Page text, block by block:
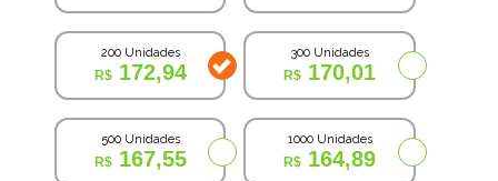
200 Unidades
172,94
300 Unidades
170,01
500 Unidades
167,55
1000 Unidades
164,89